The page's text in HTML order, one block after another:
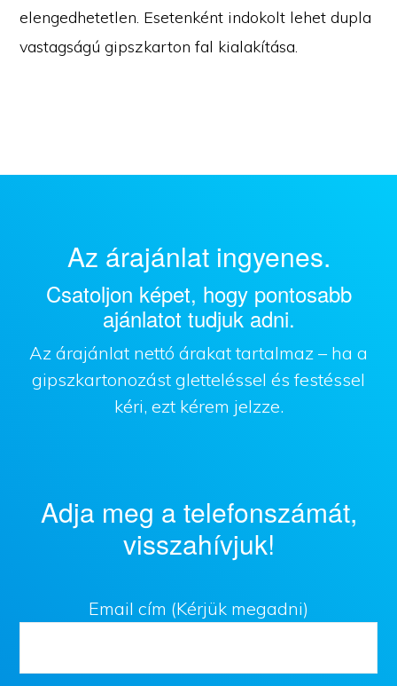
elengedhetetlen. Esetenként indokolt lehet dupla
vastagságú gipszkarton fal kialakítása.
Az árajánlat ingyenes.
Csatoljon képet, hogy pontosabb
ajánlatot tudjuk adni.
Az árajánlat nettó árakat tartalmaz – ha a
gipszkartonozást gletteléssel és festéssel
kéri, ezt kérem jelzze.
Adja meg a telefonszámát,
visszahívjuk!
Email cím (Kérjük megadni)